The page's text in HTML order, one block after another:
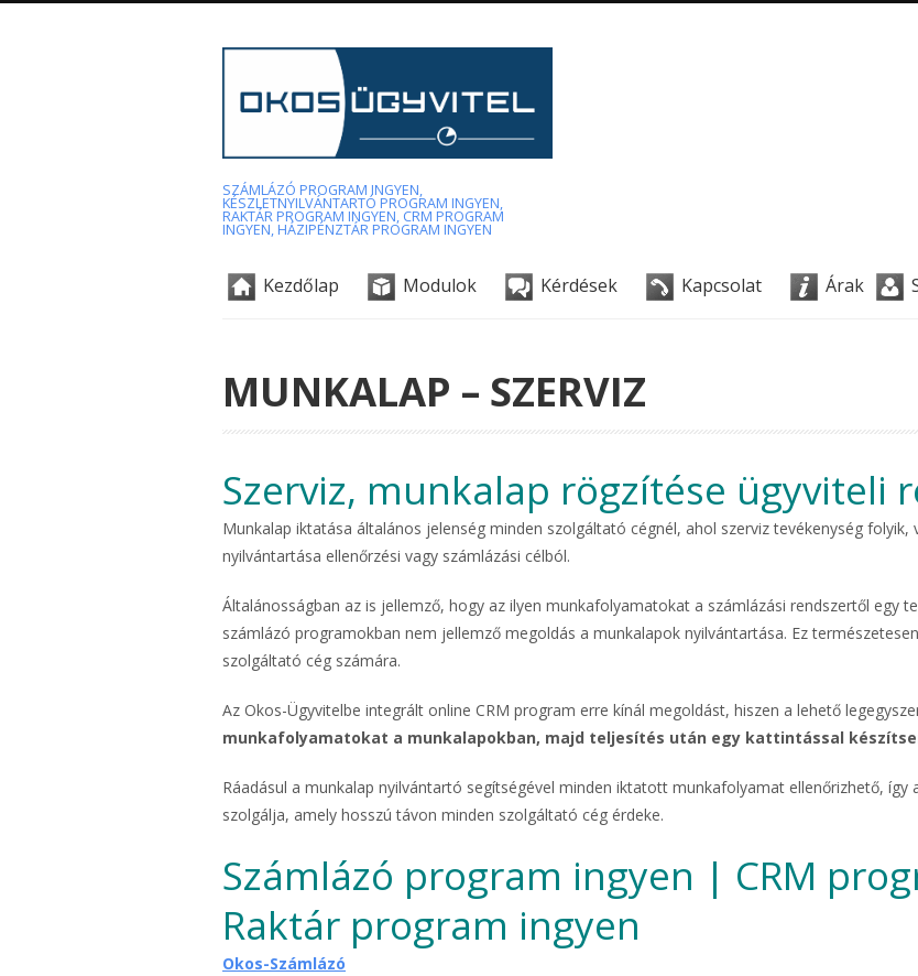
SZÁMLÁZÓ PROGRAM INGYEN,
KÉSZLETNYILVÁNTARTÓ PROGRAM INGYEN,
RAKTÁR PROGRAM INGYEN, CRM PROGRAM
INGYEN, HÁZIPÉNZTÁR PROGRAM INGYEN
Kezdőlap Modulok Kérdések Kapcsolat Árak
MUNKALAP – SZERVIZ
Szerviz, munkalap rögzítése ügyviteli
Munkalap iktatása általános jelenség minden szolgáltató cégnél, ahol szerviz tevékenység
nyilvántartása ellenőrzési vagy számlázási célból.
Általánosságban az is jellemző, hogy az ilyen munkafolyamatokat a számlázási rendszertől egy
számlázó programokban nem jellemző megoldás a munkalapok nyilvántartása. Ez
szolgáltató cég számára.
Az Okos-Ügyvitelbe integrált online CRM program erre kínál megoldást, hiszen a lehető
munkafolyamatokat a munkalapokban, majd teljesítés után egy kattintással
Ráadásul a munkalap nyilvántartó segítségével minden iktatott munkafolyamat ellenőrizhető,
szolgálja, amely hosszú távon minden szolgáltató cég érdeke.
Számlázó program ingyen | CRM
Raktár program ingyen
Okos-Számlázó